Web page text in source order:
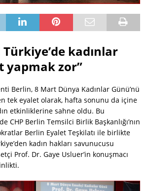
Türkiye’de kadınlar
yapmak zor”
Berlin, 8 Mart Dünya Kadınlar Günü’nü
tek eyalet olarak, hafta sonunu da içine
etkinliklerine sahne oldu. Bu
CHP Berlin Temsilci Birlik Başkanlığı’nın
Berlin Eyalet Teşkilatı ile birlikte
kadın hakları savunucusu
Prof. Dr. Gaye Usluer’in konuşmacı